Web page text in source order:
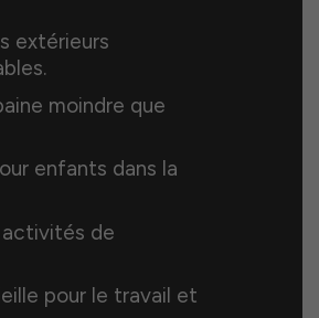
extérieurs
moindre que
enfants dans la
de
pour le travail et